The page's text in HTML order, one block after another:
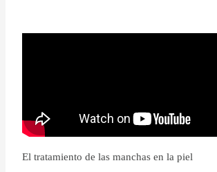
El tratamiento de las manchas en la piel